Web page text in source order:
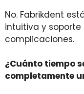
No. Fabrikdent
intuitiva y
complicaciones.
¿Cuánto tiempo
completamente